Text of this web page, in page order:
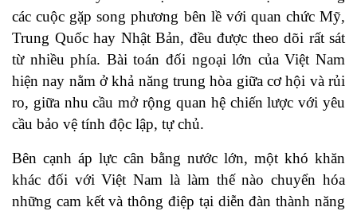
các cuộc gặp song phương bên lề với quan chức Mỹ,
Trung Quốc hay Nhật Bản, đều được theo dõi rất sát
từ nhiều phía. Bài toán đối ngoại lớn của Việt Nam
hiện nay nằm ở khả năng trung hòa giữa cơ hội và rủi
ro, giữa nhu cầu mở rộng quan hệ chiến lược với yêu
cầu bảo vệ tính độc lập, tự chủ.
Bên cạnh áp lực cân bằng nước lớn, một khó khăn
khác đối với Việt Nam là làm thế nào chuyển hóa
những cam kết và thông điệp tại diễn đàn thành năng